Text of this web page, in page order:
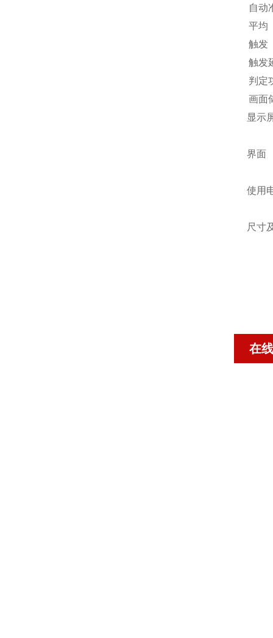
自动
平均
触发
触发
判定
画面
显示
界面
使用
尺寸
在